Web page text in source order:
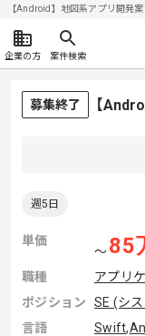
【Android】地図系アプリ開発
企業の方 案件検索
募集終了 【
週5日
単価
〜85
職種
アプリ
ポジション
SE (シ
言語
Swift,